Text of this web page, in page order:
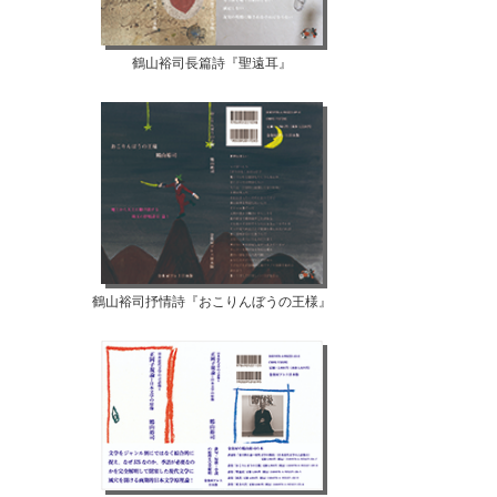
鶴山裕司長篇詩『聖遠耳』
鶴山裕司抒情詩『おこりんぼうの王様』